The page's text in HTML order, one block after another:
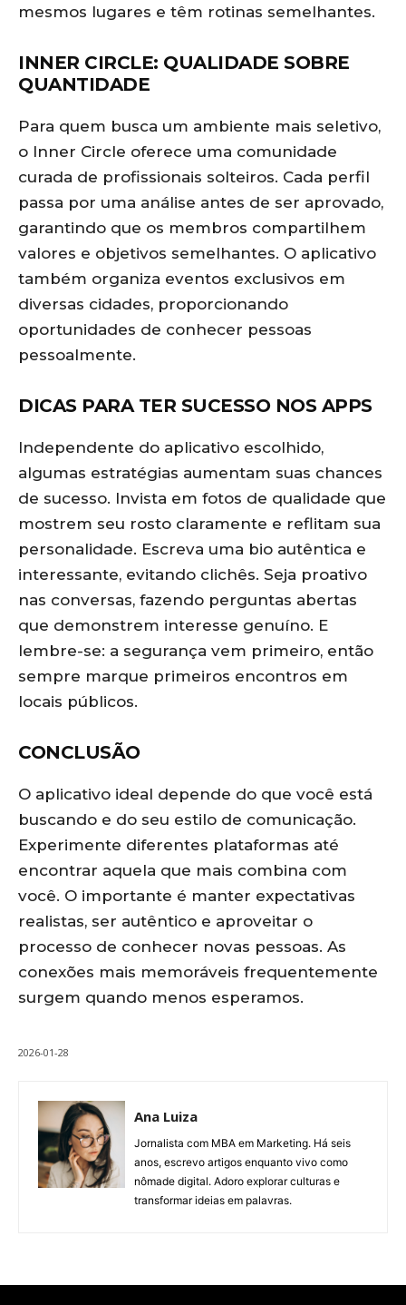
mesmos lugares e têm rotinas semelhantes.
INNER CIRCLE: QUALIDADE SOBRE
QUANTIDADE
Para quem busca um ambiente mais seletivo,
o Inner Circle oferece uma comunidade
curada de profissionais solteiros. Cada perfil
passa por uma análise antes de ser aprovado,
garantindo que os membros compartilhem
valores e objetivos semelhantes. O aplicativo
também organiza eventos exclusivos em
diversas cidades, proporcionando
oportunidades de conhecer pessoas
pessoalmente.
DICAS PARA TER SUCESSO NOS APPS
Independente do aplicativo escolhido,
algumas estratégias aumentam suas chances
de sucesso. Invista em fotos de qualidade que
mostrem seu rosto claramente e reflitam sua
personalidade. Escreva uma bio autêntica e
interessante, evitando clichês. Seja proativo
nas conversas, fazendo perguntas abertas
que demonstrem interesse genuíno. E
lembre-se: a segurança vem primeiro, então
sempre marque primeiros encontros em
locais públicos.
CONCLUSÃO
O aplicativo ideal depende do que você está
buscando e do seu estilo de comunicação.
Experimente diferentes plataformas até
encontrar aquela que mais combina com
você. O importante é manter expectativas
realistas, ser autêntico e aproveitar o
processo de conhecer novas pessoas. As
conexões mais memoráveis frequentemente
surgem quando menos esperamos.
2026-01-28
Ana Luiza
Jornalista com MBA em Marketing. Há seis
anos, escrevo artigos enquanto vivo como
nômade digital. Adoro explorar culturas e
transformar ideias em palavras.